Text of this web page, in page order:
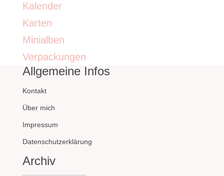
Kalender
Karten
Minialben
Verpackungen
Allgemeine Infos
Kontakt
Über mich
Impressum
Datenschutzerklärung
Archiv